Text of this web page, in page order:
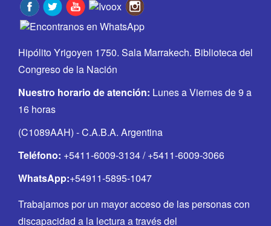
Hipólito Yrigoyen 1750. Sala Marrakech. Biblioteca del
Congreso de la Nación
Nuestro horario de atención: Lunes a Viernes de 9 a
16 horas
(C1089AAH) - C.A.B.A. Argentina
Teléfono: +5411-6009-3134 / +5411-6009-3066
WhatsApp:+54911-5895-1047
Trabajamos por un mayor acceso de las personas con
discapacidad a la lectura a través del